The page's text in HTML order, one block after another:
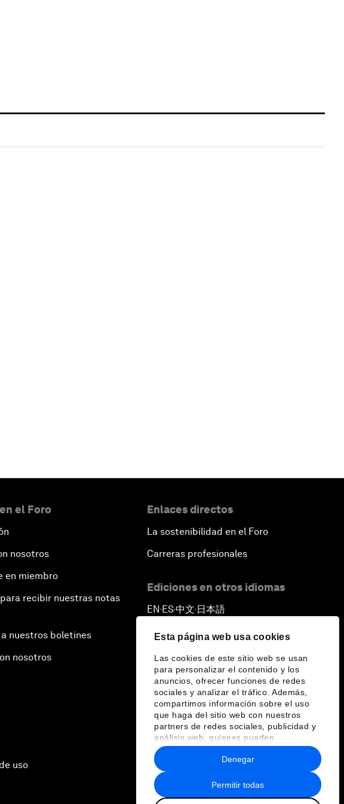
Esta página web usa cookies
Las cookies de este sitio web se usan
para personalizar el contenido y los
anuncios, ofrecer funciones de redes
sociales y analizar el tráfico. Además,
compartimos información sobre el uso
que haga del sitio web con nuestros
partners de redes sociales, publicidad y
análisis web, quienes pueden
combinarla con otra información que les
haya proporcionado o que hayan
recopilado a partir del uso que haya
hecho de sus servicios.
Permitir todas
Denegar
el Foro
nosotros
en miembro
recibir nuestras notas
nuestros boletines
nosotros
Enlaces directos
La sostenibilidad en el Foro
Carreras profesionales
Ediciones en otros idiomas
EN ▪ ES▪中文▪ 日本語
uso